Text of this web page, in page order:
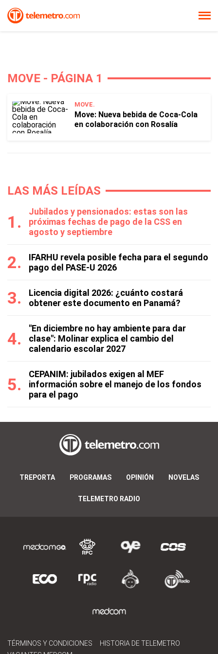
MOVE - PÁGINA 1
MOVE.
Move: Nueva bebida de Coca-Cola
en colaboración con Rosalía
LAS MÁS LEÍDAS
Jubilados y pensionados: estas son las
próximas fechas de pago de la CSS en
agosto y septiembre
IFARHU revela posible fecha para el segundo
pago del PASE-U 2026
Licencia digital 2026: ¿cuánto costará
obtener este documento en Panamá?
"En diciembre no hay ambiente para dar
clase": Molinar explica el cambio del
calendario escolar 2027
CEPANIM: jubilados exigen al MEF
información sobre el manejo de los fondos
para el pago
TREPORTA PROGRAMAS OPINIÓN NOVELAS
TELEMETRO RADIO
TÉRMINOS Y CONDICIONES
HISTORIA DE TELEMETRO